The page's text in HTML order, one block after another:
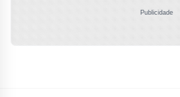
Publicidade